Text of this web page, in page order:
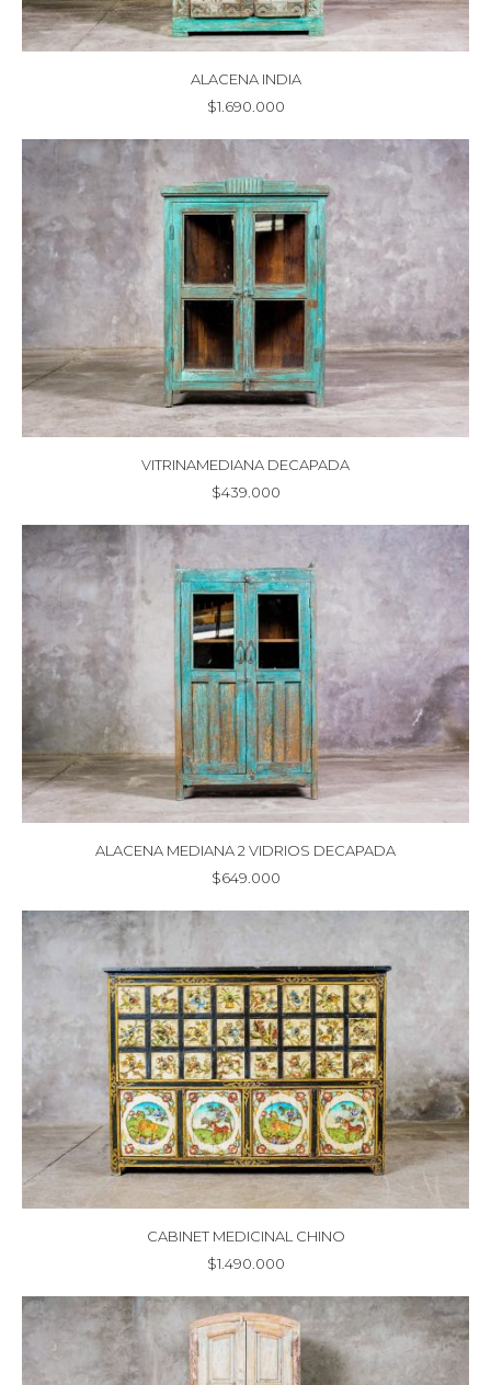
ALACENA INDIA
$1.690.000
VITRINAMEDIANA DECAPADA
$439.000
ALACENA MEDIANA 2 VIDRIOS DECAPADA
$649.000
CABINET MEDICINAL CHINO
$1.490.000